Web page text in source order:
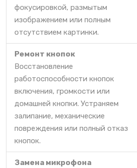
фокусировкой, размытым
изображением или полным
отсутствием картинки.
Ремонт кнопок
Восстановление
работоспособности кнопок
включения, громкости или
домашней кнопки. Устраняем
залипание, механические
повреждения или полный отказ
кнопок.
Замена микрофона